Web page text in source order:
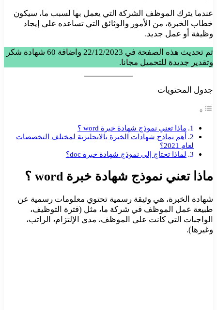
عندما يترك الموظف الشركة التي يعمل بها لسبب ما، سيكون
خطاب الخبرة، من الأمور والوثائق التي تساعده على إيجاد
وظيفة أو عمل جديد.
تم تحديث هذه الصفحة في 22/12/2023 واضافة 60 شهادة شكر
وتقدير جديدة للتحميل مجانا.
جدول المحتويات
ماذا تعني نموذج شهادة خبرة word ؟
أهم نماذج شهادات الخبرة بالانجليزية لمختلف التخصصات
لعام 2021؟
لماذا تحتاج إلى نموذج شهادة خبرة doc؟
ماذا تعني نموذج شهادة خبرة word ؟
شهادة الخبرة، هي وثيقة رسمية تحتوي معلومات رسمية عن
طبيعة عمل الموظف في شركة ما، مثل (فترة التوظيف،
الواجبات التي كانت على الموظف، مدى الإلتزام، الراتب،
وغيرها).